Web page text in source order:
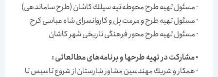
· مسئول تهیه طرح محوطه تپه سیلك كاشان (طرح ساماندهی)
· مسئول تهیه طرح و مرمت پل و كاروانسرای شاه عباسی كرج
· مسئول تهیه طرح محور فرهنگی تاریخی شهر كاشان
مشاركت در تهیه طرحها و برنامه‌های مطالعاتی:
· همكار و شریك مهندسین مشاور شارستان از شروع تاسیس تا